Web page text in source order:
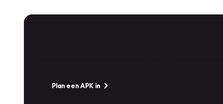
Plan een APK in